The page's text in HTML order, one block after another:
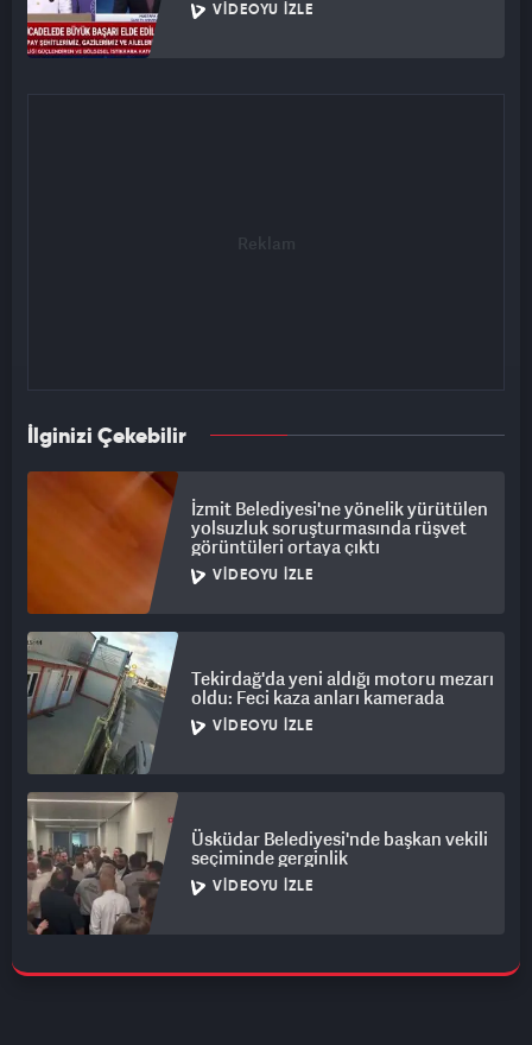
VIDEOYU İZLE
İlginizi Çekebilir
İzmit Belediyesi'ne yönelik yürütülen
yolsuzluk soruşturmasında rüşvet
görüntüleri ortaya çıktı
VIDEOYU İZLE
Tekirdağ'da yeni aldığı motoru mezarı
oldu: Feci kaza anları kamerada
VIDEOYU İZLE
Üsküdar Belediyesi'nde başkan vekili
seçiminde gerginlik
VIDEOYU İZLE